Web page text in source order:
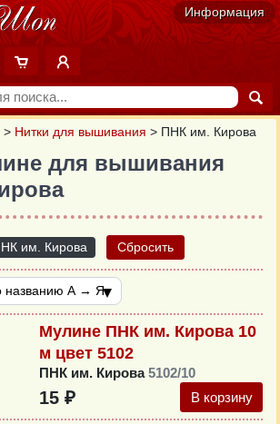
Информация
> Нитки для вышивания > ПНК им. Кирова
для вышивания
им. Кирова Сбросить
Мулине ПНК им. Кирова 10
м цвет 5102
ПНК им. Кирова5102/10
15 ₽ В корзину